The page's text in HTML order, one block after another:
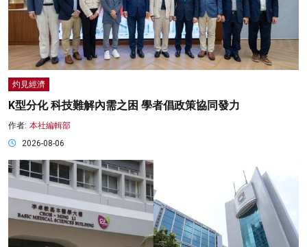
灼見經濟
K型分化 科技難解內需之困 學者倡政策協同發力
作者: 本社編輯部
2026-08-06